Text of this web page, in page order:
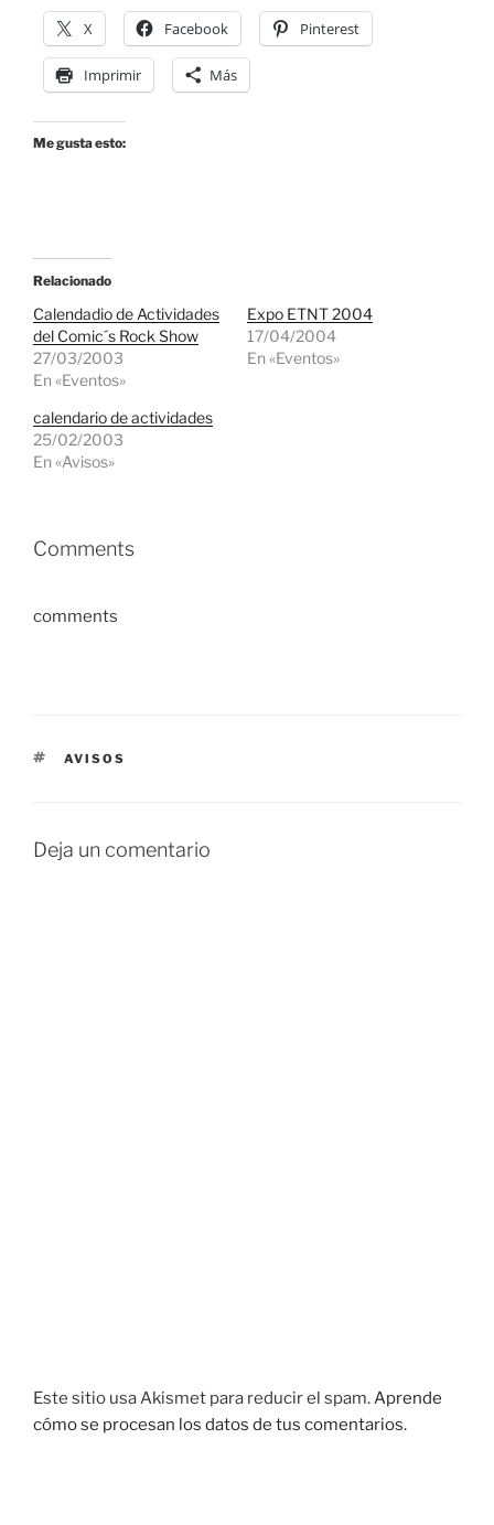
X Facebook Pinterest
Imprimir Más
Me gusta esto:
Relacionado
Calendadio de Actividades
del Comic´s Rock Show
27/03/2003
En «Eventos»
Expo ETNT 2004
17/04/2004
En «Eventos»
calendario de actividades
25/02/2003
En «Avisos»
Comments
comments
ETIQUETAS
AVISOS
Deja un comentario
Este sitio usa Akismet para reducir el spam.Aprende
cómo se procesan los datos de tus comentarios.